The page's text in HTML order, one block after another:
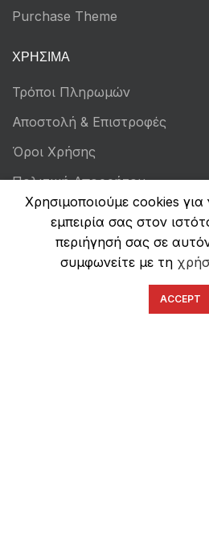
Purchase Theme
ΧΡΉΣΙΜΑ
Τρόποι Πληρωμών
Αποστολή & Επιστροφές
Όροι Χρήσης
Πολιτική Απορρήτου
Ασφάλεια Συναλλαγών
Χρησιμοποιούμε cookies
εμπειρία σας στον
περιήγησή σας σε
συμφωνείτε με τη
ACCEPT